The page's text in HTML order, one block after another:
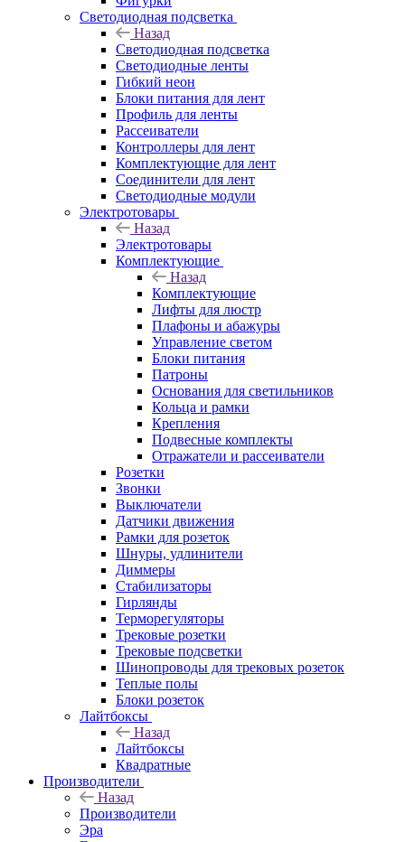
Светодиодная подсветка
Назад
Светодиодная подсветка
Светодиодные ленты
Гибкий неон
Блоки питания для лент
Профиль для ленты
Рассеиватели
Контроллеры для лент
Комплектующие для лент
Соединители для лент
Светодиодные модули
Электротовары
Назад
Электротовары
Комплектующие
Назад
Комплектующие
Лифты для люстр
Плафоны и абажуры
Управление светом
Блоки питания
Патроны
Основания для светильников
Кольца и рамки
Крепления
Подвесные комплекты
Отражатели и рассеиватели
Розетки
Звонки
Выключатели
Датчики движения
Рамки для розеток
Шнуры, удлинители
Диммеры
Стабилизаторы
Гирлянды
Терморегуляторы
Трековые розетки
Трековые подсветки
Шинопроводы для трековых розеток
Теплые полы
Блоки розеток
Лайтбоксы
Назад
Лайтбоксы
Квадратные
Производители
Назад
Производители
Эра